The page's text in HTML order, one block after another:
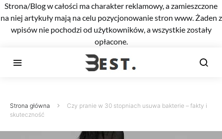
Strona/Blog w całości ma charakter reklamowy, a zamieszczone
na niej artykuły mają na celu pozycjonowanie stron www. Żaden z
wpisów nie pochodzi od użytkowników, a wszystkie zostały
opłacone.
Strona główna
Czy pranie w 30 stopniach usuwa bakterie – fakty i
skuteczność